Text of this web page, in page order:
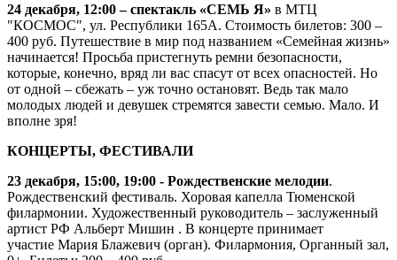
24 декабря, 12:00 – спектакль «СЕМЬ Я» в МТЦ
"КОСМОС", ул. Республики 165А. Стоимость билетов: 300 –
400 руб. Путешествие в мир под названием «Семейная жизнь»
начинается! Просьба пристегнуть ремни безопасности,
которые, конечно, вряд ли вас спасут от всех опасностей. Но
от одной – сбежать – уж точно остановят. Ведь так мало
молодых людей и девушек стремятся завести семью. Мало. И
вполне зря!
КОНЦЕРТЫ, ФЕСТИВАЛИ
23 декабря, 15:00, 19:00 - Рождественские мелодии.
Рождественский фестиваль. Хоровая капелла Тюменской
филармонии. Художественный руководитель – заслуженный
артист РФ Альберт Мишин . В концерте принимает
участие Мария Блажевич (орган). Филармония, Органный зал,